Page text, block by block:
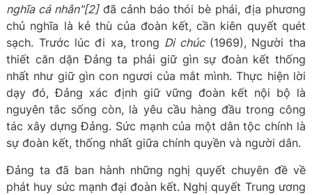
nghĩa cá nhân"[2]đã cảnh báo thói bè phái, địa phương
chủ nghĩa là kẻ thù của đoàn kết, cần kiên quyết quét
sạch. Trước lúc đi xa, trong Di chúc(1969), Người tha
thiết căn dặn Đảng ta phải giữ gìn sự đoàn kết thống
nhất như giữ gìn con ngươi của mắt mình. Thực hiện lời
dạy đó, Đảng xác định giữ vững đoàn kết nội bộ là
nguyên tắc sống còn, là yêu cầu hàng đầu trong công
tác xây dựng Đảng. Sức mạnh của một dân tộc chính là
sự đoàn kết, thống nhất giữa chính quyền và người dân.
Đảng ta đã ban hành những nghị quyết chuyên đề về
phát huy sức mạnh đại đoàn kết. Nghị quyết Trung ương